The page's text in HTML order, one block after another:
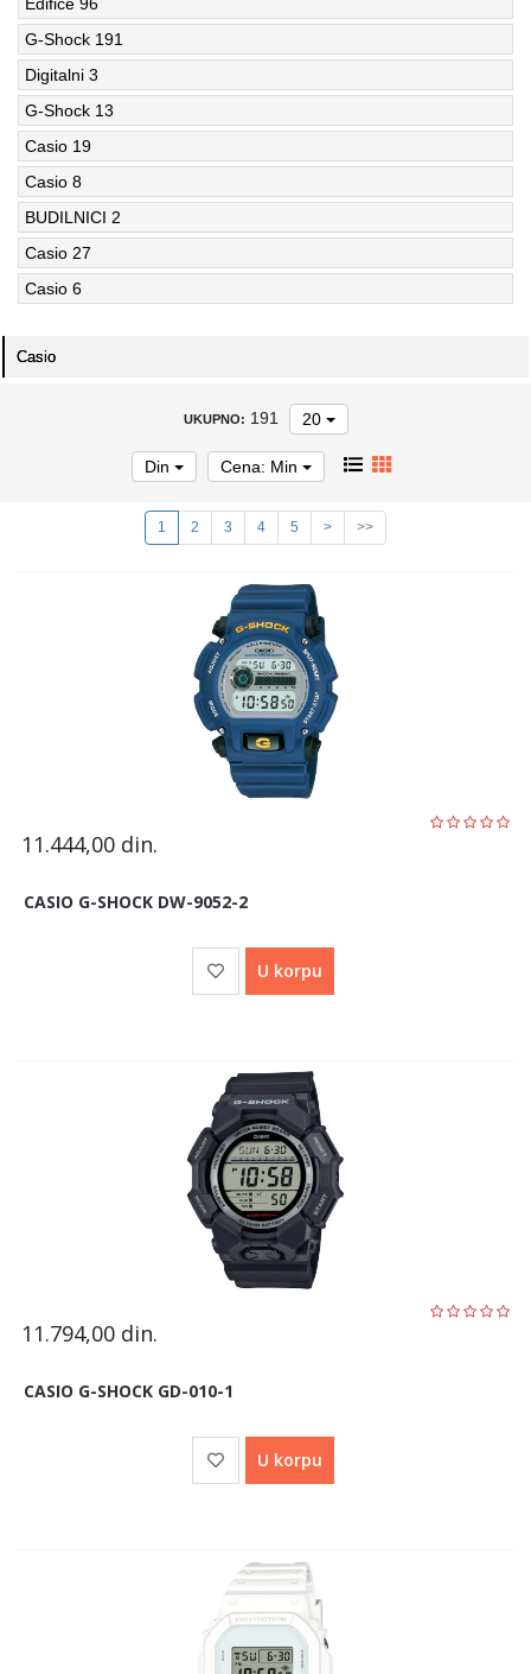
G-Shock 191
Digitalni 3
G-Shock 13
Casio 19
Casio 8
BUDILNICI 2
Casio 27
Casio 6
Casio
UKUPNO: 191 20
Din Cena: Min
1 2 3 4 5 > >>
11.444,00 din.
CASIO G-SHOCK DW-9052-2
U korpu
11.794,00 din.
CASIO G-SHOCK GD-010-1
U korpu